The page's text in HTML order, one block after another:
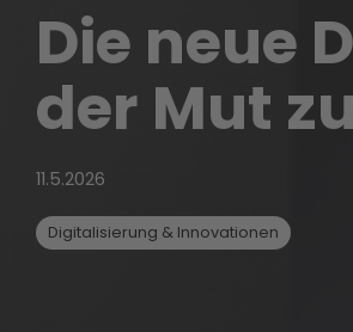
Die neue
der Mut
11.5.2026
Digitalisierung & Innovationen